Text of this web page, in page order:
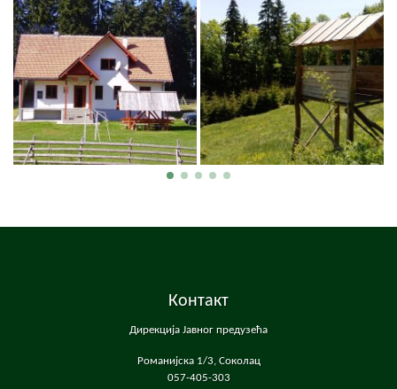
Контакт
Дирекција Јавног предузећа
Романијска 1/3, Соколац
057-405-303